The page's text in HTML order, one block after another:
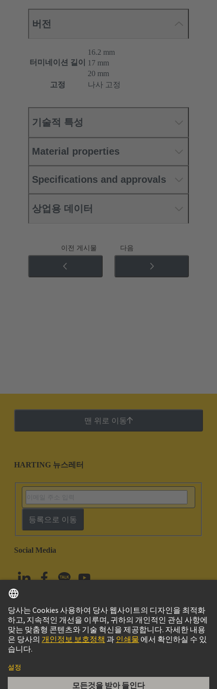
버전
터미네이션 길이
16.2 mm
17 mm
20 mm
고정
나사 고정
기술적 특성
Material properties
Specifications and approvals
상업용 데이터
이전 게시물 다음
맨 위로 이동
HARTING 뉴스레터
등록으로 이동
Social Media
대한민국 한국어
© 하팅 테크놀로지 그룹
Privacy Policy Cookie PolicyTerms of Use